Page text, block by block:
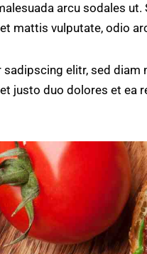
arcu sodales
mattis vulputate, odio
elitr, sed
justo duo dolores et